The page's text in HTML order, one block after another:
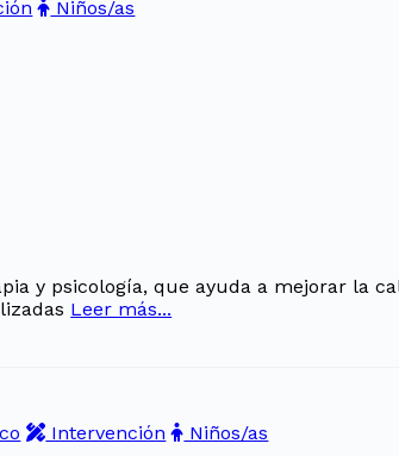
Niños/as
y psicología, que ayuda a mejorar la
Leer más...
Intervención Niños/as